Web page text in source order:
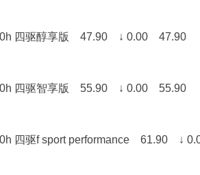
四驱醇享版 47.90 ↓ 0.00 47.90
四驱智享版 55.90 ↓ 0.00 55.90
四驱f sport performance 61.90 ↓